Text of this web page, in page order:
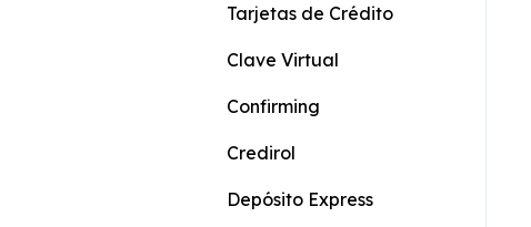
Score Crediticio
Actualización de Datos
Formularios Persona
natural con actividad
Tarjetas de Crédito
Clave Virtual
Confirming
Credirol
Depósito Express